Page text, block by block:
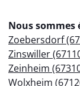
Nous sommes
Zoebersdorf
Zinswiller
Zeinheim
Wolxheim